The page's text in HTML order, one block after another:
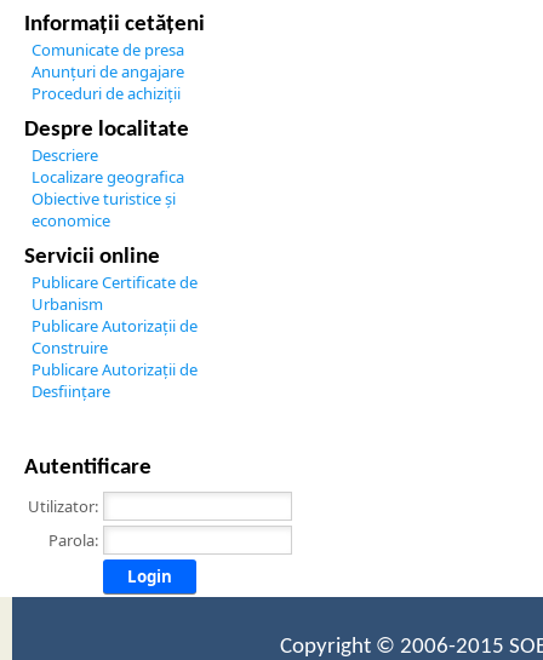
Informații cetățeni
Comunicate de presa
Anunțuri de angajare
Proceduri de achiziții
Despre localitate
Descriere
Localizare geografica
Obiective turistice și
economice
Servicii online
Publicare Certificate de
Urbanism
Publicare Autorizații de
Construire
Publicare Autorizații de
Desființare
Autentificare
Utilizator:
Parola:
Login
Copyright © 2006-2015